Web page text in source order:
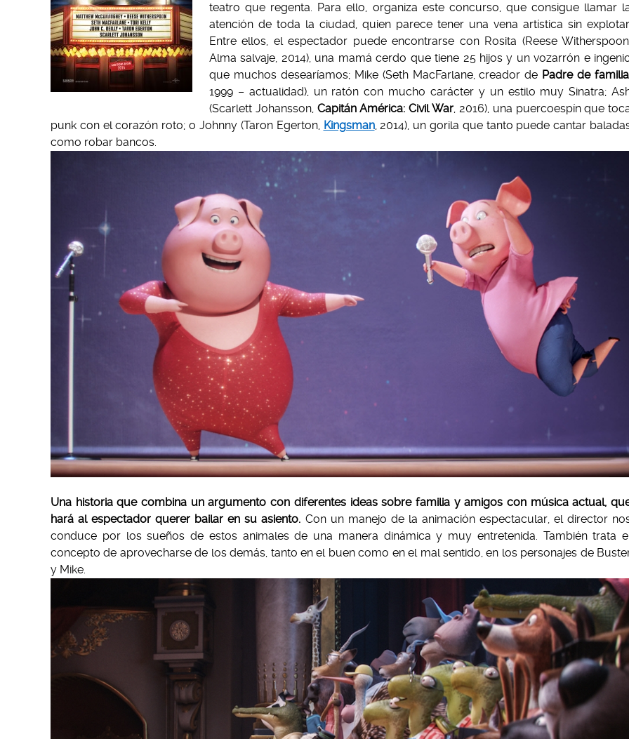
teatro que regenta. Para ello, organiza este concurso, que consigue llamar
atención de toda la ciudad, quien parece tener una vena artística sin
Entre ellos, el espectador puede encontrarse con Rosita (Reese
Alma salvaje, 2014), una mamá cerdo que tiene 25 hijos y un vozarrón e
que muchos desearíamos; Mike (Seth MacFarlane, creador de Padre de familia
1999 – actualidad), un ratón con mucho carácter y un estilo muy Sinatra;
(Scarlett Johansson, Capitán América: Civil War, 2016), una puercoespín que
punk con el corazón roto; o Johnny (Taron Egerton, Kingsman, 2014), un gorila que tanto puede cantar
como robar bancos.
Una historia que combina un argumento con diferentes ideas sobre familia y amigos con música actual,
hará al espectador querer bailar en su asiento. Con un manejo de la animación espectacular, el director
conduce por los sueños de estos animales de una manera dinámica y muy entretenida. También trata
concepto de aprovecharse de los demás, tanto en el buen como en el mal sentido, en los personajes de
y Mike.